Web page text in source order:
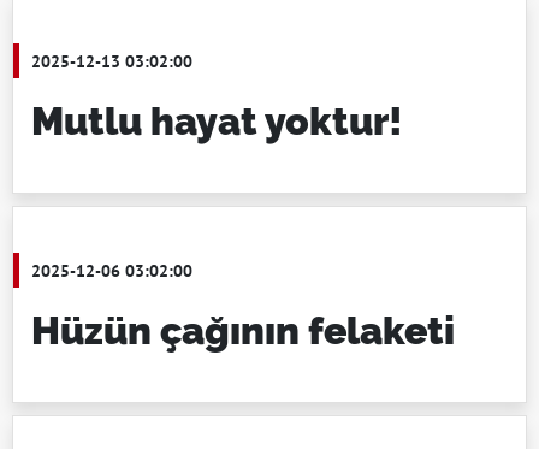
2025-12-13 03:02:00
Mutlu hayat yoktur!
2025-12-06 03:02:00
Hüzün çağının felaketi